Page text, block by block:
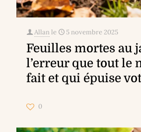
Allan le 5 novembre 2025
Feuilles mortes au
l’erreur que tout le
fait et qui épuise
0